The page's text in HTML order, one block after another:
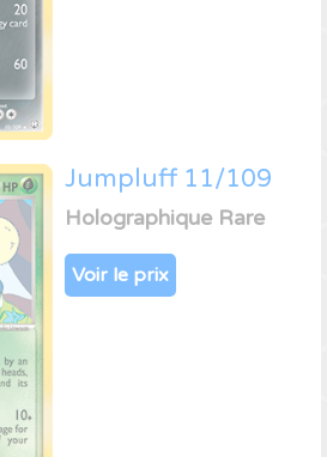
Jumpluff 11/109
Holographique Rare
Voir le prix